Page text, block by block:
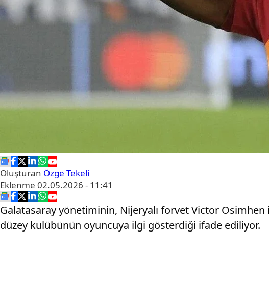
Oluşturan Özge Tekeli
Eklenme 02.05.2026 - 11:41
Galatasaray yönetiminin, Nijeryalı forvet Victor
düzey kulübünün oyuncuya ilgi gösterdiği ifade ediliyor.